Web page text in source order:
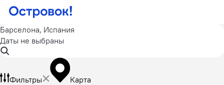
Барселона, Испания
Даты не выбраны
Фильтры
Карта